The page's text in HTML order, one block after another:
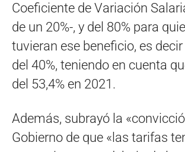
Coeficiente de Variación
de un 20%-, y del 80% para
tuvieran ese beneficio, es
del 40%, teniendo en cuenta
del 53,4% en 2021.
Además, subrayó la
Gobierno de que «las tarifas